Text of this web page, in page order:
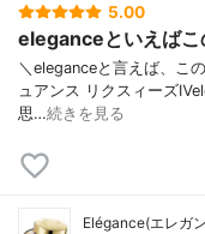
5.00
eleganceといえばこ
＼eleganceと言えば、こ
ュアンス リクスィーズ
思…続きを見る
Elégance(エレガ